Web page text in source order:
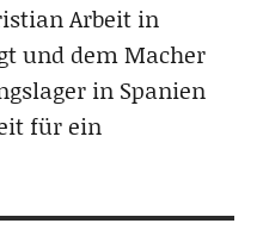
Arbeit in
und dem Macher
in Spanien
für ein